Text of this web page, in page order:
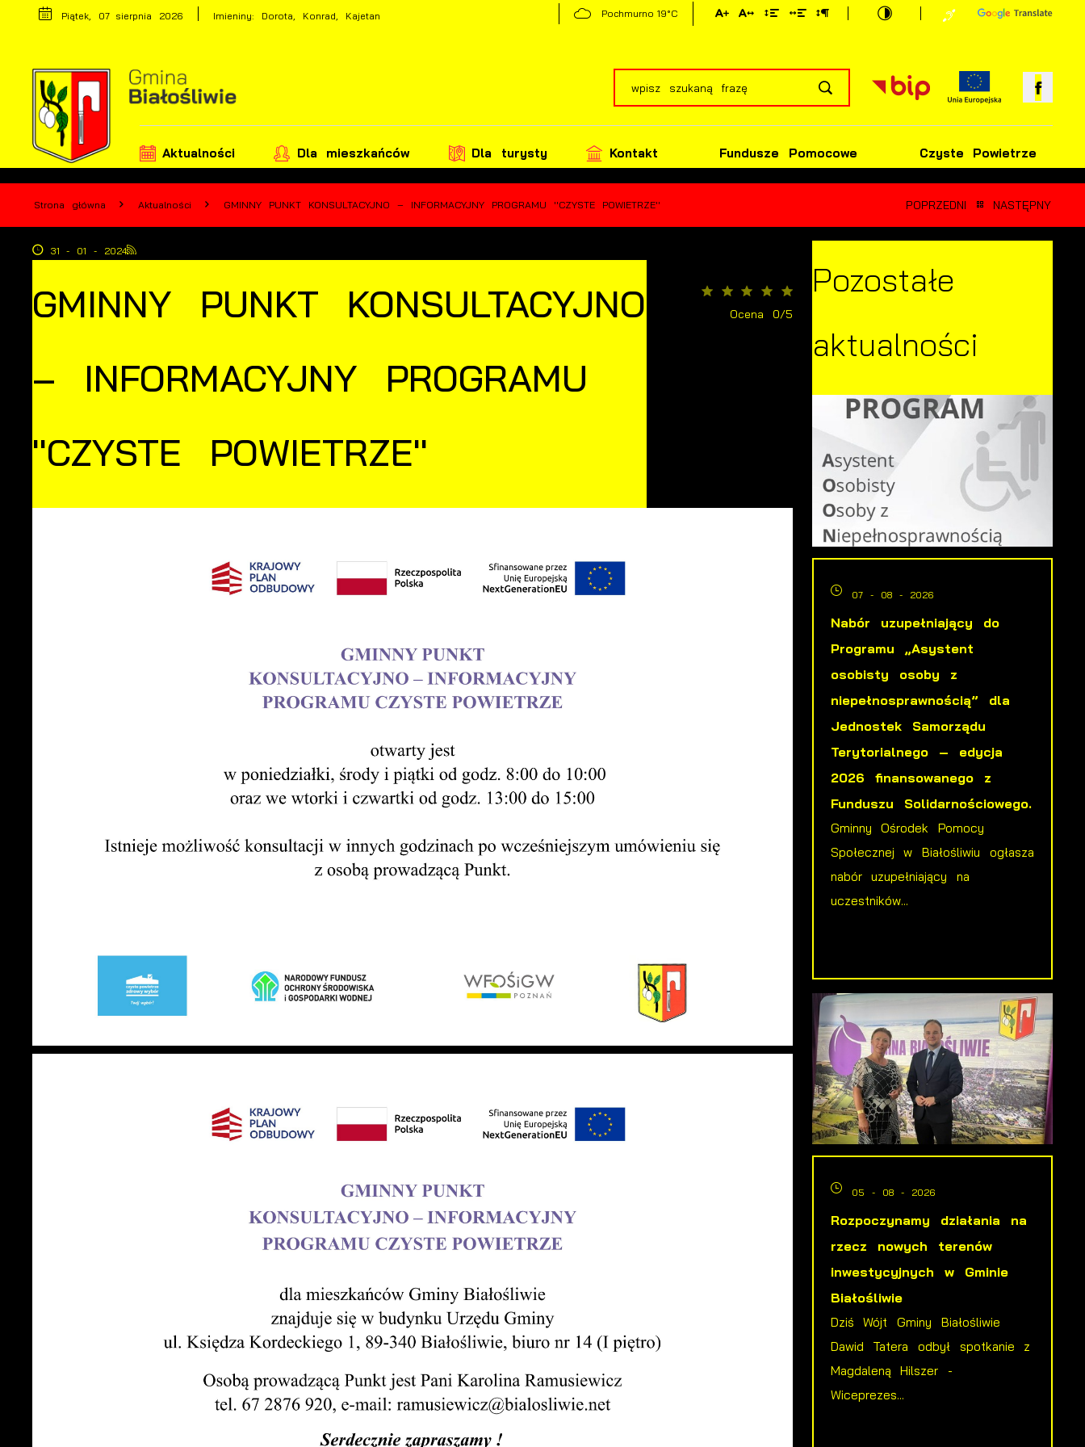
Przejdź do menu.
Przejdź do wyszukiwarki.
Przejdź do treści.
Przejdź do ustawień wielkości czcionki.
Wyłącz wersję kontrastową strony.
Piątek, 07 sierpnia 2026 Imieniny: Dorota, Konrad, Kajetan Pochmurno 19°C
Aktualności Dla mieszkańców Dla turysty Kontakt Fundusze Pomocowe Czyste Powietrze
Strona główna Aktualności GMINNY PUNKT KONSULTACYJNO – INFORMACYJNY PROGRAMU ''CZYSTE POWIETRZE'' POPRZEDNI NASTĘPNY
31 - 01 - 2024
GMINNY PUNKT KONSULTACYJNO
– INFORMACYJNY PROGRAMU
''CZYSTE POWIETRZE''
Ocena 0/5
Pozostałe
aktualności
07 - 08 - 2026
Nabór uzupełniający do
Programu „Asystent
osobisty osoby z
niepełnosprawnością” dla
Jednostek Samorządu
Terytorialnego – edycja
2026 finansowanego z
Funduszu Solidarnościowego.
Gminny Ośrodek Pomocy
Społecznej w Białośliwiu ogłasza
nabór uzupełniający na
uczestników...
05 - 08 - 2026
Rozpoczynamy działania na
rzecz nowych terenów
inwestycyjnych w Gminie
Białośliwie
Dziś Wójt Gminy Białośliwie
Dawid Tatera odbył spotkanie z
Magdaleną Hilszer -
Wiceprezes...
Ustawienia
zaakceptować je wszystkie. W dowolnym momencie możesz dokonać
zmiany swoich ustawień.
Niezbędne pliki cookies służą do prawidłowego funkcjonowania strony
internetowej i umożliwiają Ci komfortowe korzystanie z oferowanych przez
nas usług.
Pliki cookies odpowiadają na podejmowane przez Ciebie działania w celu
wypełniania formularzy. Dzięki plikom cookies strona, z której korzystasz,
może działać bez zakłóceń.
Funkcjonalne i personalizacyjne
Tego typu pliki cookies umożliwiają stronie internetowej zapamiętanie
ZAPISZ WYBRANE